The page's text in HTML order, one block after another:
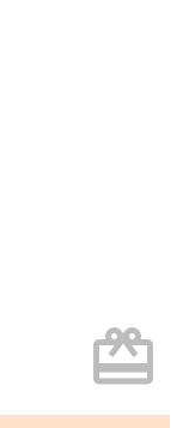
card_giftcard